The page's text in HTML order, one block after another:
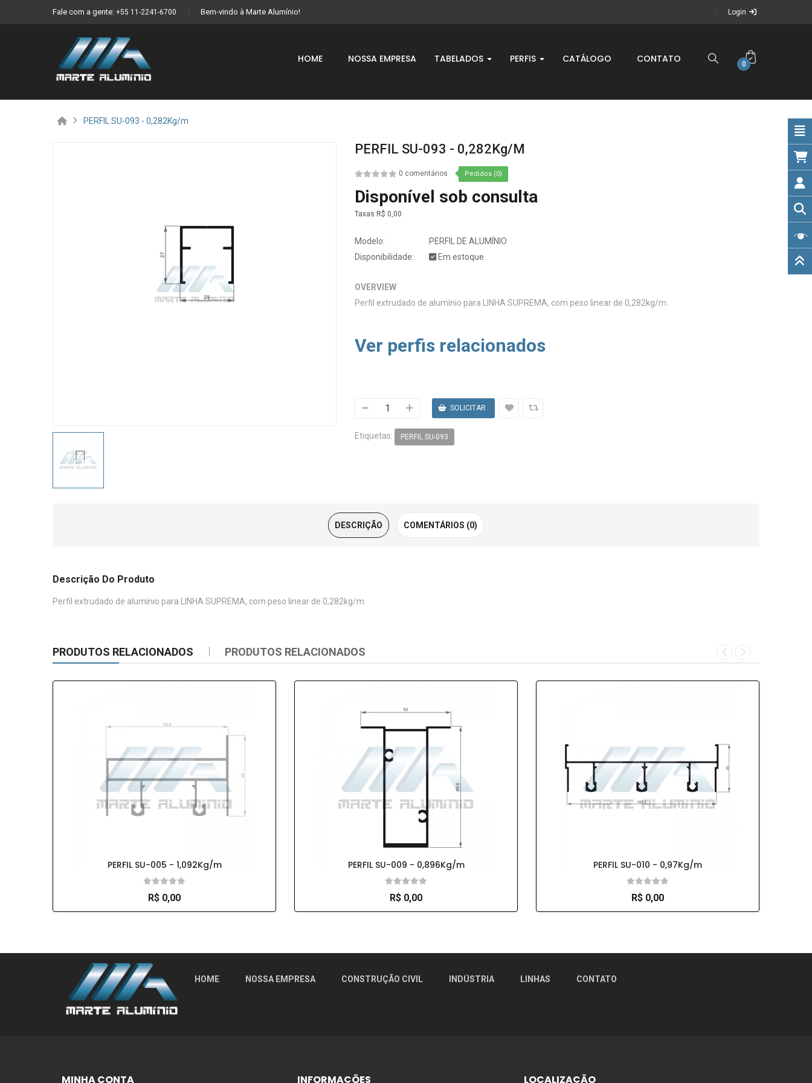
Fale com a gente: +55 11-2241-6700 Bem-vindo à Marte Alumínio! Login
HOME NOSSA EMPRESA TABELADOS PERFIS CATÁLOGO CONTATO 0
PERFIL SU-093 - 0,282Kg/m
PERFIL SU-093 - 0,282Kg/m
0 comentários Pedidos (0)
Disponível sob consulta
Taxas R$ 0,00
Modelo:
PERFIL DE ALUMÍNIO
Disponibilidade:
Em estoque
OVERVIEW
Perfil extrudado de alumínio para LINHA SUPREMA, com peso linear de 0,282kg/m.
Ver perfis relacionados
Etiquetas: PERFIL SU-093
DESCRIÇÃO COMENTÁRIOS (0)
Descrição Do Produto
Perfil extrudado de alumínio para LINHA SUPREMA, com peso linear de 0,282kg/m.
PRODUTOS RELACIONADOS PRODUTOS RELACIONADOS
PERFIL SU-005 - 1,092Kg/m
R$ 0,00
PERFIL SU-009 - 0,896Kg/m
R$ 0,00
PERFIL SU-010 - 0,97Kg/m
R$ 0,00
HOME NOSSA EMPRESA CONSTRUÇÃO CIVIL INDÚSTRIA LINHAS CONTATO
MINHA CONTA INFORMAÇÕES LOCALIZAÇÃO